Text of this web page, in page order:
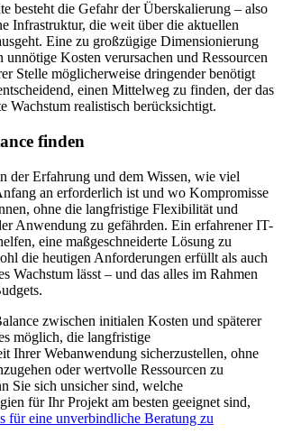
besteht die Gefahr der Überskalierung – also
Infrastruktur, die weit über die aktuellen
Eine zu großzügige Dimensionierung
Kosten verursachen und Ressourcen
Stelle möglicherweise dringender benötigt
einen Mittelweg zu finden, der das
Wachstum realistisch berücksichtigt.
finden
der Erfahrung und dem Wissen, wie viel
an erforderlich ist und wo Kompromisse
ohne die langfristige Flexibilität und
Anwendung zu gefährden. Ein erfahrener IT-
eine maßgeschneiderte Lösung zu
die heutigen Anforderungen erfüllt als auch
Wachstum lässt – und das alles im Rahmen
zwischen initialen Kosten und späterer
möglich, die langfristige
Ihrer Webanwendung sicherzustellen, ohne
oder wertvolle Ressourcen zu
Sie sich unsicher sind, welche
für Ihr Projekt am besten geeignet sind,
für eine unverbindliche Beratung zu